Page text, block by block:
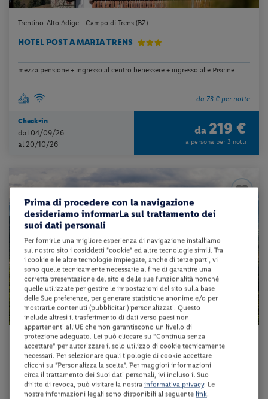
Trentino-Alto Adige - Campo di Trens (BZ)
HOTEL POST A MARIA TRENS
mezza pensione + ingresso al centro benessere + ingresso alle Piscine...
da 73 € per notte
Check-in
dal 04/09/26
al 20/10/26
da 219 €
a persona per 3 notti
Trentino-Alto Adige - Caldaro sulla Strada del Vino (BZ)
HOTEL TANNHOF
mezza pensione + utilizzo della piscina scoperta
Prima di procedere con la navigazione
desideriamo informarLa sul trattamento dei
suoi dati personali
Per fornirLe una migliore esperienza di navigazione installiamo
sul nostro sito i cosiddetti "cookie" ed altre tecnologie simili. Tra
i cookie e le altre tecnologie impiegate, anche di terze parti, vi
sono quelle tecnicamente necessarie al fine di garantire una
corretta presentazione del sito e delle sue funzionalità nonché
quelle utilizzate per gestire le impostazioni del sito sulla base
delle Sue preferenze, per generare statistiche anonime e/o per
mostrarLe contenuti (pubblicitari) personalizzati. Questo
include altresì il trasferimento di dati verso paesi non
appartenenti all'UE che non garantiscono un livello di
protezione adeguato. Lei può cliccare su “Continua senza
accettare” per autorizzare il solo utilizzo di cookie tecnicamente
necessari. Per selezionare quali tipologie di cookie accettare
clicchi su "Personalizza la scelta". Per maggiori informazioni
circa il trattamento dei Suoi dati personali, ivi incluso il Suo
diritto di revoca, può visitare la nostra informativa privacy. Le
nostre informazioni legali sono disponibili al seguente link.